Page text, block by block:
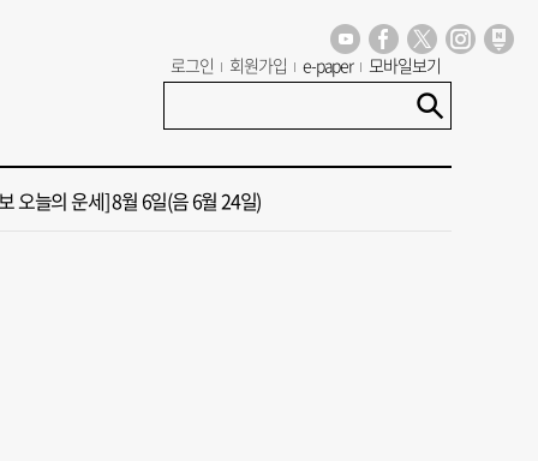
로그인 회원가입 e-paper 모바일보기
폭염 예상 못 해” 골프 예약 취소 속출
첫삽 뜬다더니… ‘범천기지창’ 다시 원점
오늘의 운세] 8월 6일(음 6월 24일)